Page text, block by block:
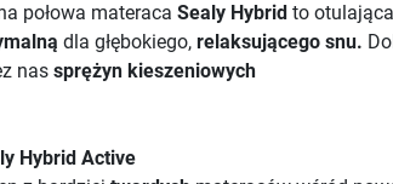
połowa materaca Sealy Hybrid to
dla głębokiego, relaksującego snu.
nas sprężyn kieszeniowych
Hybrid Active